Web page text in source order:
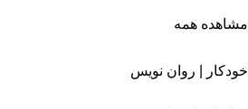
مشاهده همه
خودکار | روان نویس